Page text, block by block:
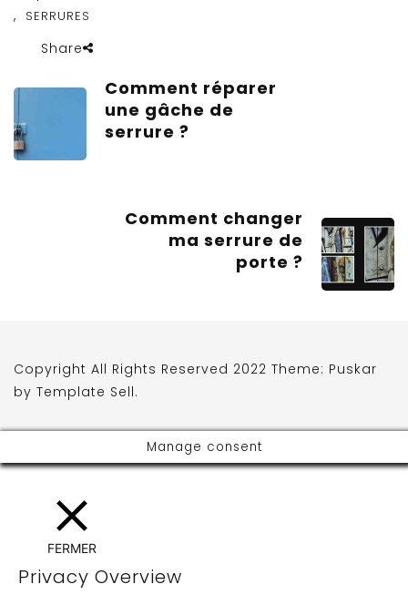
, SERRURES
Share
Comment réparer
une gâche de
serrure ?
Comment changer
ma serrure de
porte ?
Copyright All Rights Reserved 2022 Theme: Puskar
by Template Sell.
Manage consent
FERMER
Privacy Overview